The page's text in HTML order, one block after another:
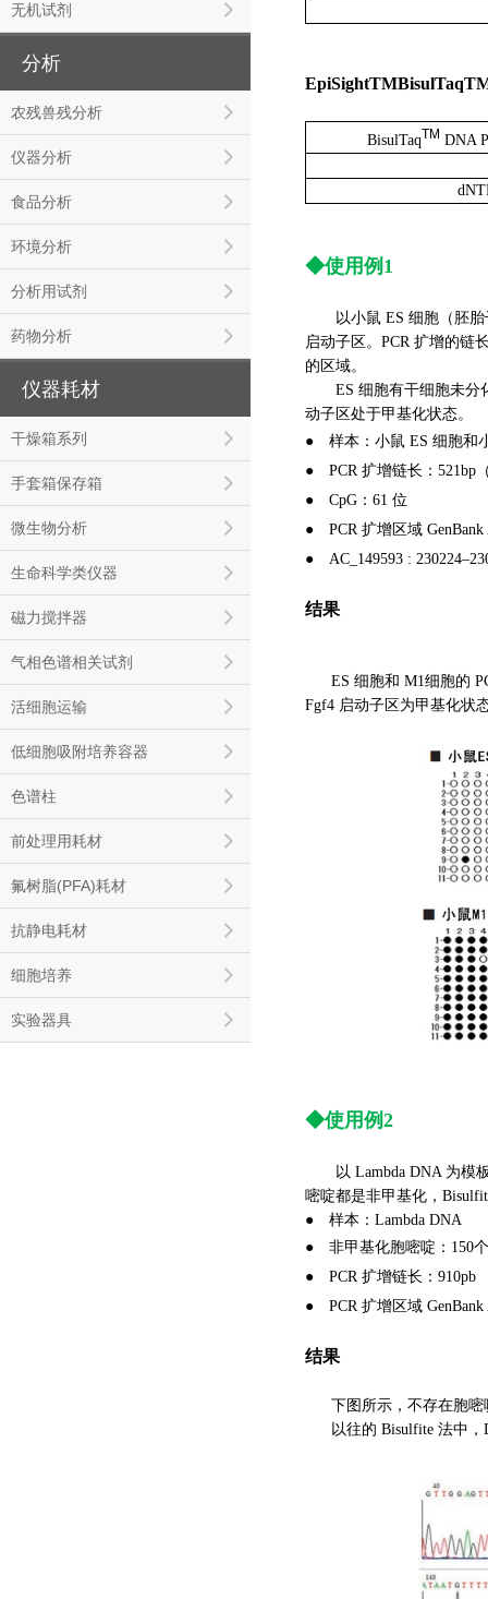
无机试剂
分析
农残兽残分析
仪器分析
食品分析
环境分析
分析用试剂
药物分析
仪器耗材
干燥箱系列
手套箱保存箱
微生物分析
生命科学类仪器
磁力搅拌器
气相色谱相关试剂
活细胞运输
低细胞吸附培养容器
色谱柱
前处理用耗材
氟树脂(PFA)耗材
抗静电耗材
细胞培养
实验器具
BisulTaqTM DNA
◆使用例1
以小鼠 ES 细胞（胚胎干
启动子区。PCR 扩增的链
的区域。
ES 细胞有干细胞未分化
动子区处于甲基化状态。
● 样本：小鼠 ES 细胞和
● PCR 扩增链长：521bp
● CpG：61 位
● PCR 扩增区域 GenBank
● AC_149593 :
结果
ES 细胞和 M1细胞的
Fgf4 启动子区为甲基化状
◆使用例2
以 Lambda DNA 为模板
嘧啶都是非甲基化，
● 样本：Lambda DNA
● 非甲基化胞嘧啶：150个
● PCR 扩增链长：910pb
● PCR 扩增区域 GenBank
结果
下图所示，不存在胞
以往的 Bisulfite 法中